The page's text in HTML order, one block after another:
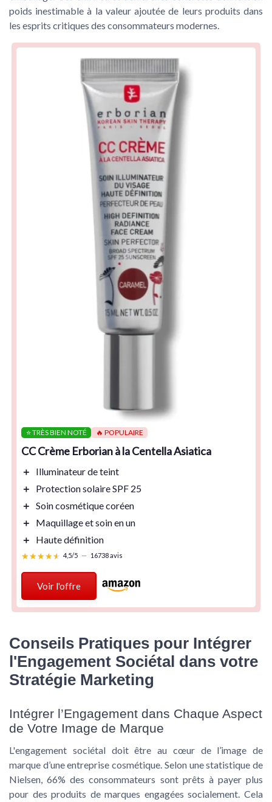
poids inestimable à la valeur ajoutée de leurs produits dans
les esprits critiques des consommateurs modernes.
⭐ TRÈS BIEN NOTÉ 🔥 POPULAIRE
CC Crème Erborian à la Centella Asiatica
＋ Illuminateurde teint
＋
Protection solaireSPF 25
＋ Soin cosmétiquecoréen
＋
Maquillageet soin en un
＋
Haute définition
★★★★★
★★★★★ 4,5/5 — 16738 avis
Voir l'offre
Conseils Pratiques pour Intégrer
l'Engagement Sociétal dans votre
Stratégie Marketing
Intégrer l’Engagement dans Chaque Aspect
de Votre Image de Marque
L'engagement sociétaldoit être au cœur de l’image de
marque d’uneentreprise cosmétique. Selon une statistique de
Nielsen, 66% des consommateurs sont prêts à payer plus
pour des produits de marques engagées socialement. Cela